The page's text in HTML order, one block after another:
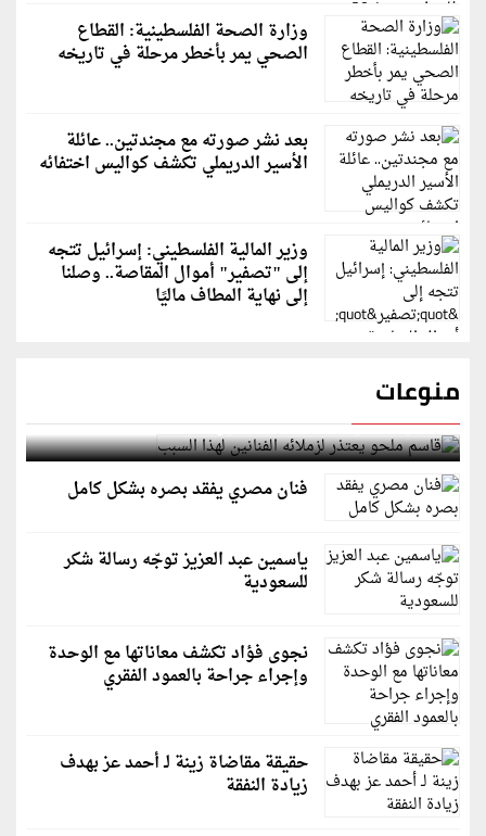
وزارة الصحة الفلسطينية: القطاع
الصحي يمر بأخطر مرحلة في تاريخه
بعد نشر صورته مع مجندتين.. عائلة
الأسير الدريملي تكشف كواليس اختفائه
وزير المالية الفلسطيني: إسرائيل تتجه
إلى "تصفير" أموال المقاصة.. وصلنا
إلى نهاية المطاف ماليًا
منوعات
قاسم ملحو يعتذر لزملائه الفنانين لهذا السبب
فنان مصري يفقد بصره بشكل كامل
ياسمين عبد العزيز توجّه رسالة شكر
للسعودية
نجوى فؤاد تكشف معاناتها مع الوحدة
وإجراء جراحة بالعمود الفقري
حقيقة مقاضاة زينة لـ أحمد عز بهدف
زيادة النفقة